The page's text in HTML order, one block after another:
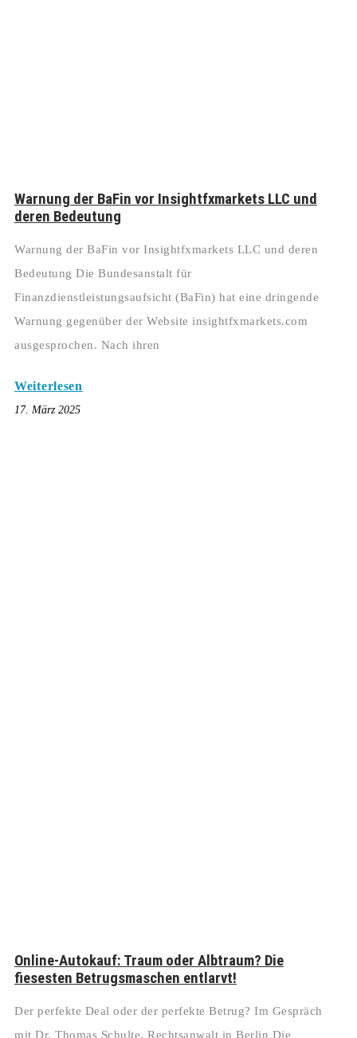
Warnung der BaFin vor Insightfxmarkets LLC und
deren Bedeutung
Warnung der BaFin vor Insightfxmarkets LLC und deren
Bedeutung Die Bundesanstalt für
Finanzdienstleistungsaufsicht (BaFin) hat eine dringende
Warnung gegenüber der Website insightfxmarkets.com
ausgesprochen. Nach ihren
Weiterlesen
17. März 2025
Online-Autokauf: Traum oder Albtraum? Die
fiesesten Betrugsmaschen entlarvt!
Der perfekte Deal oder der perfekte Betrug? Im Gespräch
mit Dr. Thomas Schulte, Rechtsanwalt in Berlin Die